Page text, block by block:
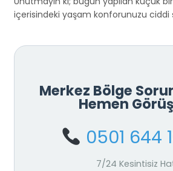
içerisindeki yaşam konforunuzu ciddi
Merkez Bölge
Hemen
0501 644
7/24 Kesintisiz